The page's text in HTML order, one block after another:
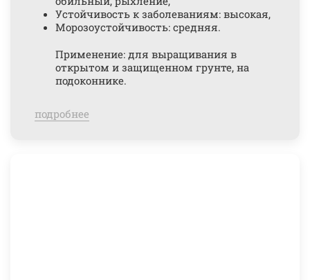
Устойчивость к заболеваниям: высокая,
Морозоустойчивость: средняя.
Применение: для выращивания в
открытом и защищенном грунте, на
подоконнике.
подробнее